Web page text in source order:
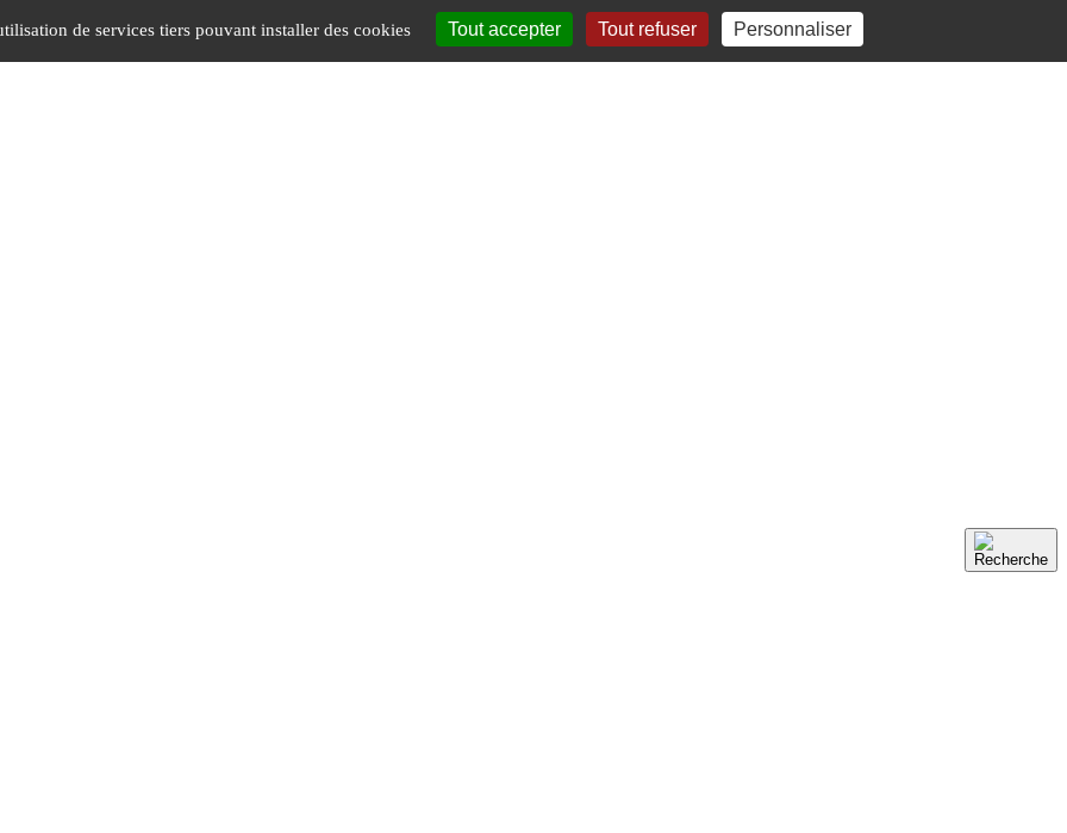
de services tiers pouvant installer des cookies Tout accepter Tout refuser Personnaliser